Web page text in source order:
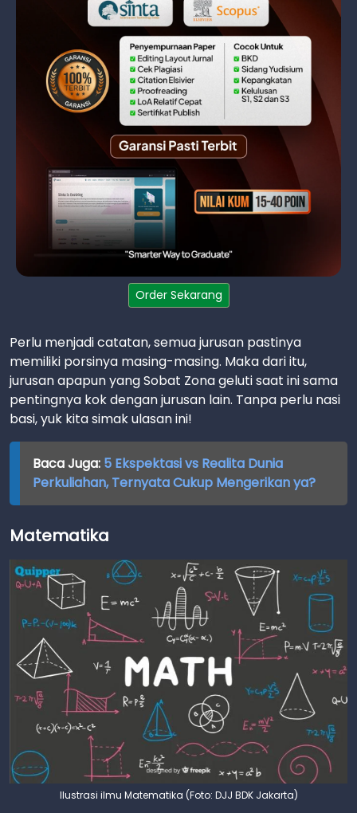
Order Sekarang
Perlu menjadi catatan, semua jurusan pastinya
memiliki porsinya masing-masing. Maka dari itu,
jurusan apapun yang Sobat Zona geluti saat ini sama
pentingnya kok dengan jurusan lain. Tanpa perlu nasi
basi, yuk kita simak ulasan ini!
Baca Juga: 5 Ekspektasi vs Realita Dunia
Perkuliahan, Ternyata Cukup Mengerikan ya?
Matematika
Ilustrasi ilmu Matematika (Foto: DJJ BDK Jakarta)